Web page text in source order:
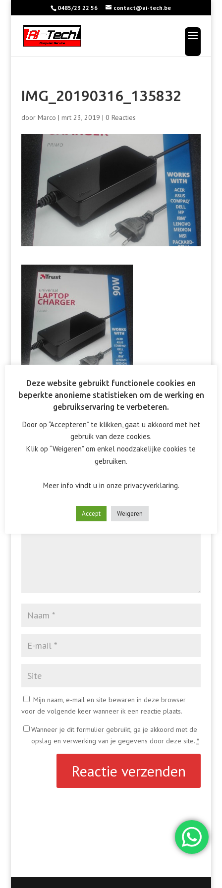
0485/23 22 56 contact@ai-tech.be
IMG_20190316_135832
door Marco | mrt 23, 2019 | 0 Reacties
Reactie verzenden
Het e-mailadres wordt niet gepubliceerd. Vereiste velden
Mijn naam, e-mail en site bewaren in deze browser
voor de volgende keer wanneer ik een reactie plaats.
Wanneer je dit formulier gebruikt, ga je akkoord met de
opslag en verwerking van je gegevens door deze site. *
Deze website gebruikt functionele cookies en
beperkte anonieme statistieken om de werking en
gebruikservaring te verbeteren.
Door op “Accepteren” te klikken, gaat u akkoord met het
gebruik van deze cookies.
Klik op “Weigeren” om enkel noodzakelijke cookies te
gebruiken.
Meer info vindt u in onze privacyverklaring.
Accept Weigeren